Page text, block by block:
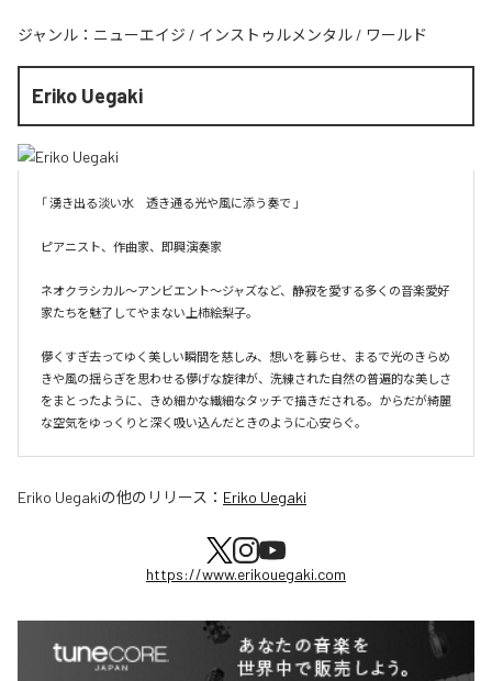
ジャンル： ニューエイジ / インストゥルメンタル / ワールド
Eriko Uegaki
「 湧き出る淡い水　透き通る光や風に添う奏で 」
ピアニスト、作曲家、即興演奏家
ネオクラシカル〜アンビエント〜ジャズなど、静寂を愛する多くの音楽愛好
家たちを魅了してやまない上柿絵梨子。
儚くすぎ去ってゆく美しい瞬間を慈しみ、想いを募らせ、まるで光のきらめ
きや風の揺らぎを思わせる儚げな旋律が、洗練された自然の普遍的な美しさ
をまとったように、きめ細かな繊細なタッチで描きだされる。からだが綺麗
Eriko Uegakiの他のリリース： Eriko Uegaki
https://www.erikouegaki.com